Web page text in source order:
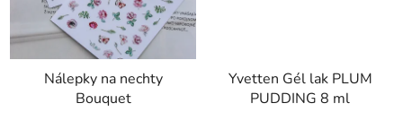
Nálepky na nechty
Bouquet
Yvetten Gél lak PLUM
PUDDING 8 ml